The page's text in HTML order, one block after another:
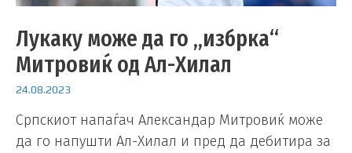
Лукаку може да го „избрка“
Митровиќ од Ал-Хилал
24.08.2023
Српскиот напаѓач Александар Митровиќ може
да го напушти Ал-Хилал и пред да дебитира за